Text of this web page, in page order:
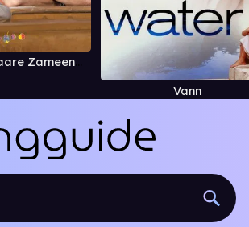
Bollywood: Taare Zameen Par
Vann